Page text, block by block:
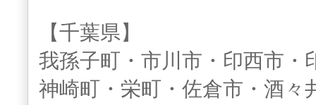
【千葉県】
我孫子町・市川市・印西市・
神崎町・栄町・佐倉市・酒々